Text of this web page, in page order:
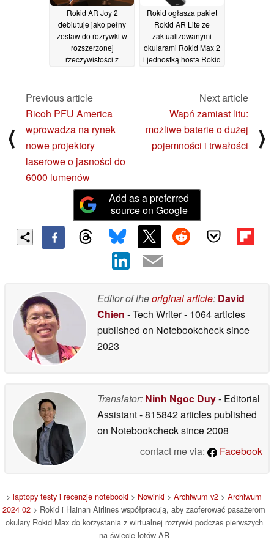
obramowania, rozdzielczością 1080P i częstotliwością
odświeżania 120 Hz, podobnie jak w prywatnym kinie na
wysokości 30 000 stóp.
Począwszy od 8 lutego i przez ponad miesiąc, ponad 20
rozrywkowe Rokid AR, wstępnie załadowane kilkoma
filmami 3D offline, pozwalając pasażerom cieszyć się
nowatorską formą rozrywki podczas lotu. Inicjatywa ta ma
na celu przynieść radość podróżnym, wzbogacając ich
podróż o najnowszą technologię.
Aby zapewnić płynne i przyjemne wrażenia z oglądania,
zespół Rokid przeprowadził szeroko zakrojone testy
urządzeń i wybrał pięć najnowszych filmów
odpowiednich do oglądania podczas Księżycowego
Nowego Roku.
Okulary Rokid AR zostały zaprojektowane z myślą o
wynosi do 5 godzin, co pozwala konsumentom z
łatwością ukończyć oglądanie trzech filmów za jednym
razem. Wyposażone w podwójne głośniki kierunkowe,
pasażerowie mogą cieszyć się wysokiej jakości
dźwiękiem bez przeszkadzania innym.
To partnerstwo oznacza znaczący postęp w
przekształcaniu tradycyjnego krajobrazu rozrywki
pokładowej, oferując pasażerom wciągającą podróż, jak
nigdy dotąd. Ponieważ technologia nadal przekształca
podróże lotnicze, przyszłość niesie obietnice bardziej
Patrząc w przyszłość, wraz z ciągłym ulepszaniem
infrastruktury, takiej jak sieci 5G i przetwarzanie w
Rokid AR Joy 2
debiutuje jako pełny
zestaw do rozrywki w
rozszerzonej
rzeczywistości z
Rokid ogłasza pakiet
Rokid AR Lite ze
zaktualizowanymi
okularami Rokid Max 2
i jednostką hosta Rokid
⟨
Previous article
Ricoh PFU America
wprowadza na rynek
nowe projektory
laserowe o jasności do
6000 lumenów
Next article
Wapń zamiast litu:
możliwe baterie o dużej
pojemności i trwałości
⟩
Add as a preferred
source on Google
Editor of theoriginal article: David
Chien - Tech Writer- 1064 articles
published on Notebookchecksince
2023
Translator: Ninh Ngoc Duy- Editorial
Assistant- 815842 articles published
on Notebookchecksince 2008
contact me via:
Facebook
> laptopy testy i recenzje notebooki > Nowinki > Archiwum v2 > Archiwum
2024 02 > Rokid i Hainan Airlines współpracują, aby zaoferować pasażerom
okulary Rokid Max do korzystania z wirtualnej rozrywki podczas pierwszych
na świecie lotów AR